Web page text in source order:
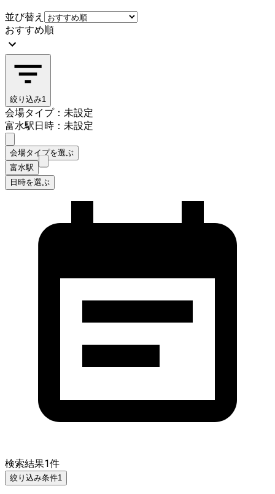
並び替え
おすすめ順
絞り込み1
会場タイプ：未設定
富水駅日時：未設定
会場タイプを選ぶ
富水駅
日時を選ぶ
検索結果1件
絞り込み条件1